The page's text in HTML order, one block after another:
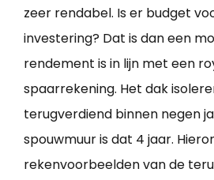
zeer rendabel. Is er budget
investering? Dat is dan een
rendement is in lijn met een
spaarrekening. Het dak
terugverdiend binnen negen
spouwmuur is dat 4 jaar.
rekenvoorbeelden van de